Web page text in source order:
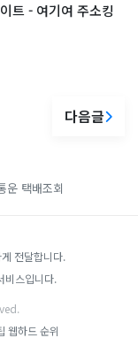
트 - 여기여 주소킹
다음글
운 택배조회
전달합니다.
비스입니다.
웹하드 순위